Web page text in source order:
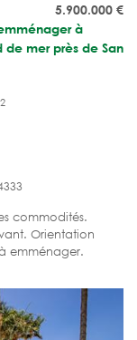
5.900.000 €
à
de mer près de San
2
commodités.
Orientation
emménager.